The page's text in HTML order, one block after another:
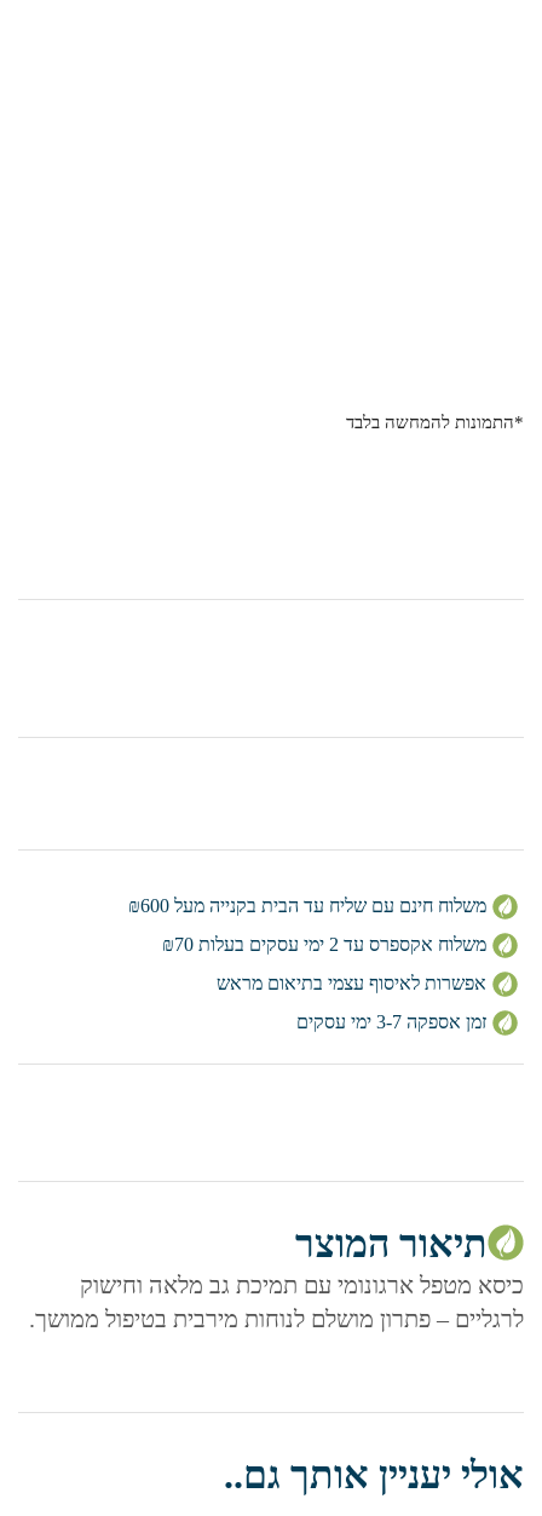
*התמונות להמחשה בלבד
משלוח חינם עם שליח עד הבית בקנייה מעל ₪600
משלוח אקספרס עד 2 ימי עסקים בעלות ₪70
אפשרות לאיסוף עצמי בתיאום מראש
זמן אספקה 3-7 ימי עסקים
תיאור המוצר
כיסא מטפל ארגונומי עם תמיכת גב מלאה וחישוק
לרגליים – פתרון מושלם לנוחות מירבית בטיפול ממושך.
אולי יעניין אותך גם..